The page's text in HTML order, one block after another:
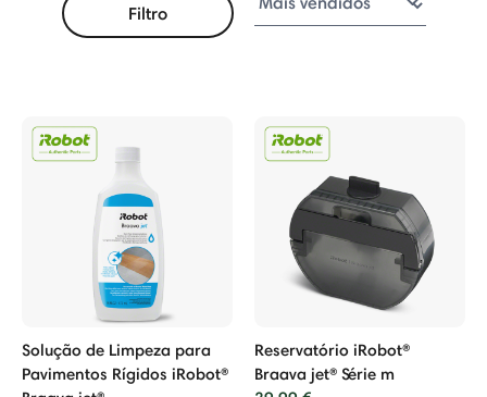
Filtro
Solução de Limpeza para
Pavimentos Rígidos iRobot®
Reservatório iRobot®
Braava jet® Série m